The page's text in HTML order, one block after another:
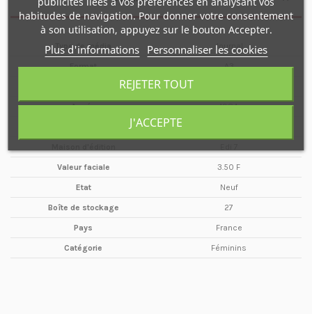
Type de média Journal
Format A3
Année 1984
Valeur faciale 3.50 F
Etat Neuf
Boîte de stockage 27
Pays France
Catégorie Féminins
habitudes de navigation. Pour donner votre consentement
à son utilisation, appuyez sur le bouton Accepter.
Plus d'informations Personnaliser les cookies
REJETER TOUT
J'ACCEPTE